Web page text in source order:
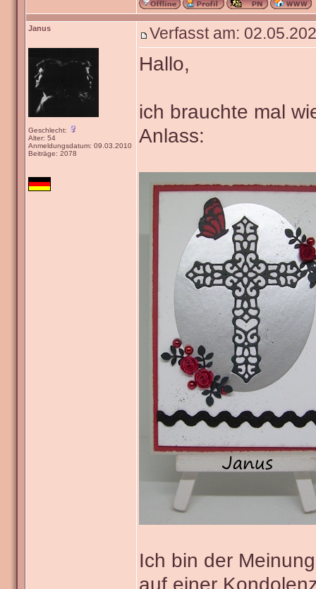
Janus
Geschlecht:
Alter: 54
Anmeldungsdatum: 09.03.2010
Beiträge: 2078
Verfasst am:
Hallo,
ich brauchte mal
Anlass:
Ich bin der
auf einer